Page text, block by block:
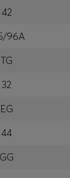
42
96A
TG
32
EG
44
GG